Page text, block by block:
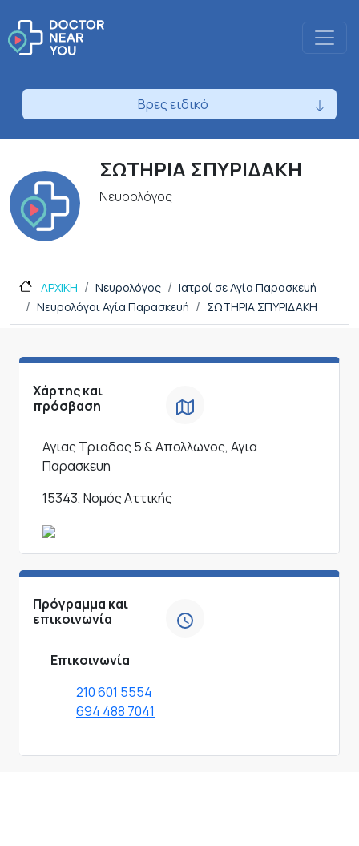
Βρες ειδικό
ΣΩΤΗΡΙΑ ΣΠΥΡΙΔΑΚΗ
Νευρολόγος
ΑΡΧΙΚΗ Νευρολόγος
Ιατροί σε Αγία Παρασκευή
Νευρολόγοι Αγία Παρασκευή
ΣΩΤΗΡΙΑ ΣΠΥΡΙΔΑΚΗ
Χάρτης και
πρόσβαση
Αγιας Τριαδος 5 & Απολλωνος, Αγια
Παρασκευη
15343, Νομός Αττικής
Πρόγραμμα και
επικοινωνία
Επικοινωνία
210 601 5554
694 488 7041